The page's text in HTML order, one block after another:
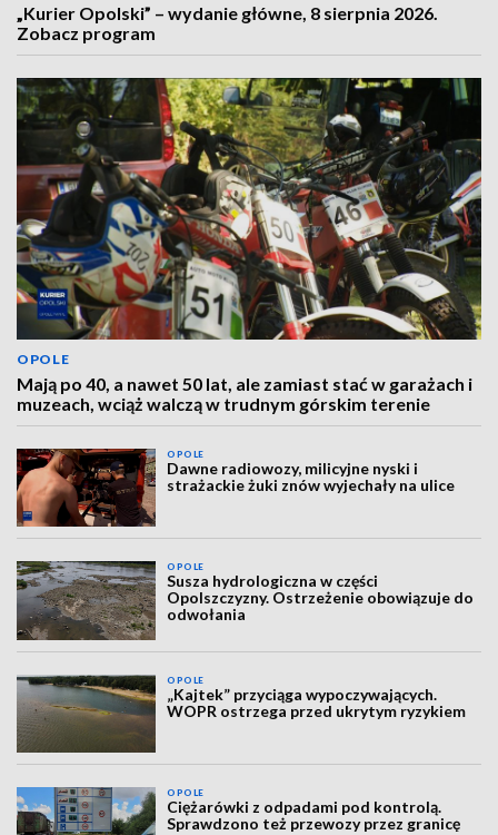
„Kurier Opolski” – wydanie główne, 8 sierpnia 2026.
Zobacz program
OPOLE
Mają po 40, a nawet 50 lat, ale zamiast stać w garażach i
muzeach, wciąż walczą w trudnym górskim terenie
OPOLE
Dawne radiowozy, milicyjne nyski i
strażackie żuki znów wyjechały na ulice
OPOLE
Susza hydrologiczna w części
Opolszczyzny. Ostrzeżenie obowiązuje do
odwołania
OPOLE
„Kajtek” przyciąga wypoczywających.
WOPR ostrzega przed ukrytym ryzykiem
OPOLE
Ciężarówki z odpadami pod kontrolą.
Sprawdzono też przewozy przez granicę